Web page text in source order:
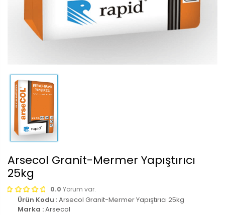
Arsecol Granit-Mermer Yapıştırıcı
25kg
0.0 Yorum var.
Ürün Kodu :Arsecol Granit-Mermer Yapıştırıcı 25kg
Marka :Arsecol